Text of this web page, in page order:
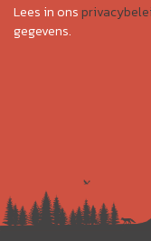
Lees in ons
gegevens.